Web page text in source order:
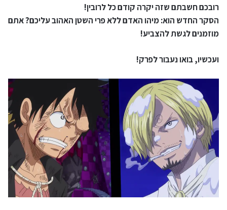
רובכם חשבתם שזה יקרה קודם כל לרובין!
הסקר החדש הוא: מיהו האדם ללא פרי השטן האהוב עליכם? אתם
מוזמנים לגשת להצביע!
ועכשיו, בואו נעבור לפרק!